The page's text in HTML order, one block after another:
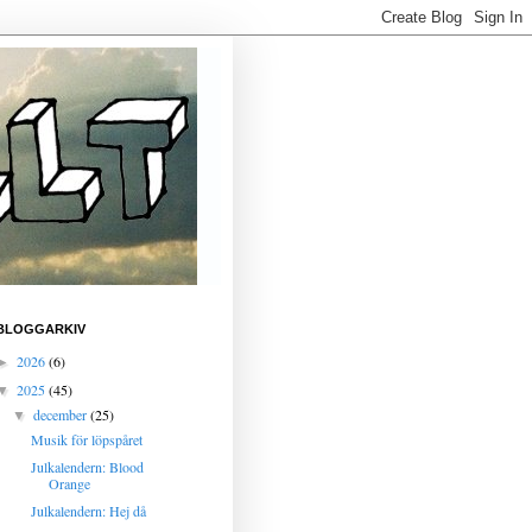
2026(6)
2025(45)
▼december(25)
Musik för löpspåret
Julkalendern: Blood
Orange
Julkalendern: Hej då